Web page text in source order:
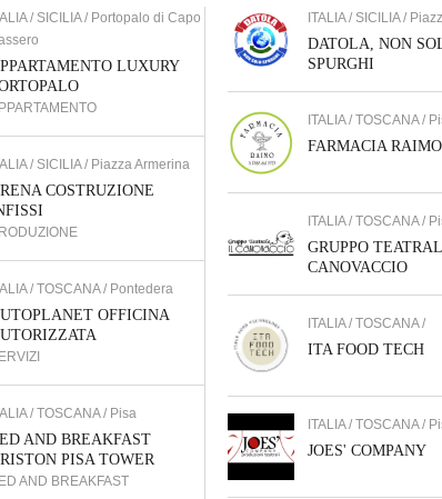
/ SICILIA / Portopalo di Capo
LUXURY
/ SICILIA / Piazza Armerina
COSTRUZIONE
/ TOSCANA / Pontedera
OFFICINA
/ TOSCANA / Pisa
AND BREAKFAST
PISA TOWER
AND BREAKFAST
ITALIA / SICILIA /
DATOLA, NON
SPURGHI
ITALIA / TOSCANA /
FARMACIA RAIMO
ITALIA / TOSCANA /
GRUPPO
CANOVACCIO
ITALIA / TOSCANA /
ITA FOOD TECH
ITALIA / TOSCANA /
JOES' COMPANY